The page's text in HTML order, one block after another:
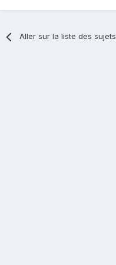
Aller sur la liste des sujets